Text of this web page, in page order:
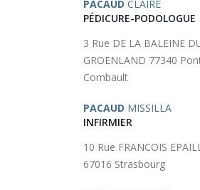
PACAUD CLAIRE
PÉDICURE-PODOLOGUE
3 Rue DE LA BALEINE
GROENLAND 77340
Combault
PACAUD MISSILLA
INFIRMIER
10 Rue FRANCOIS
67016 Strasbourg